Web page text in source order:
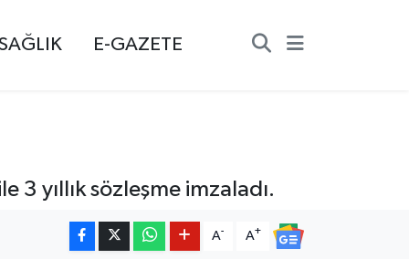
E-GAZETE
3 yıllık sözleşme imzaladı.
A- A+